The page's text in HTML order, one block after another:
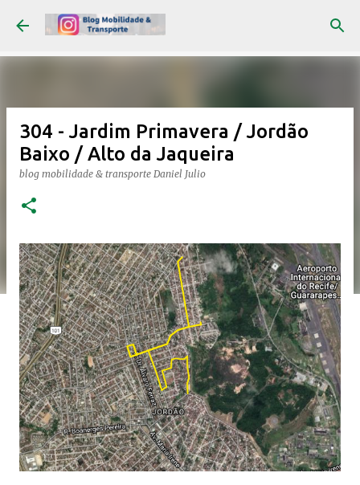
Pular para o conteúdo principal
304 - Jardim Primavera / Jordão
Baixo / Alto da Jaqueira
blog mobilidade & transporte Daniel Julio